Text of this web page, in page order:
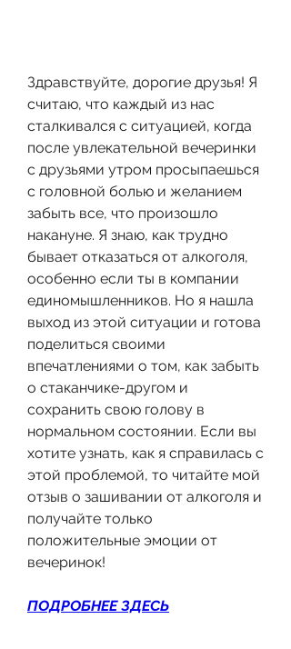
Здравствуйте, дорогие друзья! Я
считаю, что каждый из нас
сталкивался с ситуацией, когда
после увлекательной вечеринки
с друзьями утром просыпаешься
с головной болью и желанием
забыть все, что произошло
накануне. Я знаю, как трудно
бывает отказаться от алкоголя,
особенно если ты в компании
единомышленников. Но я нашла
выход из этой ситуации и готова
поделиться своими
впечатлениями о том, как забыть
о стаканчике-другом и
сохранить свою голову в
нормальном состоянии. Если вы
хотите узнать, как я справилась с
этой проблемой, то читайте мой
отзыв о зашивании от алкоголя и
получайте только
положительные эмоции от
вечеринок!
ПОДРОБНЕЕ ЗДЕСЬ